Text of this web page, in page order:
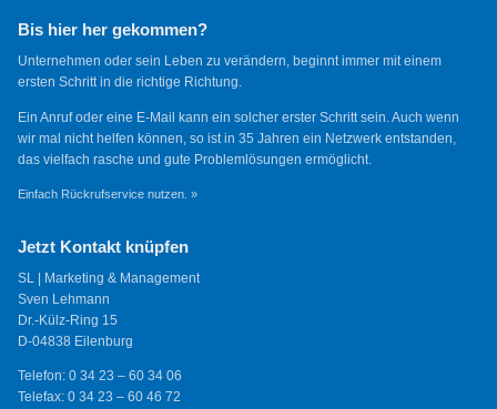
Bis hier her gekommen?
Unternehmen oder sein Leben zu verändern, beginnt immer mit einem
ersten Schritt in die richtige Richtung.
Ein Anruf oder eine E-Mail kann ein solcher erster Schritt sein. Auch wenn
wir mal nicht helfen können, so ist in 35 Jahren ein Netzwerk entstanden,
das vielfach rasche und gute Problemlösungen ermöglicht.
Einfach Rückrufservice nutzen. »
Jetzt Kontakt knüpfen
SL | Marketing & Management
Sven Lehmann
Dr.-Külz-Ring 15
D-04838 Eilenburg
Telefon: 0 34 23 – 60 34 06
Telefax: 0 34 23 – 60 46 72